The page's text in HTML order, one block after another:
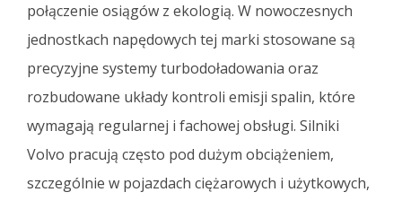
połączenie osiągów z ekologią. W nowoczesnych
jednostkach napędowych tej marki stosowane są
precyzyjne systemy turbodoładowania oraz
rozbudowane układy kontroli emisji spalin, które
wymagają regularnej i fachowej obsługi. Silniki
Volvo pracują często pod dużym obciążeniem,
szczególnie w pojazdach ciężarowych i użytkowych,